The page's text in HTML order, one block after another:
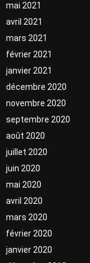
mai 2021
avril 2021
mars 2021
février 2021
janvier 2021
décembre 2020
novembre 2020
septembre 2020
août 2020
juillet 2020
juin 2020
mai 2020
avril 2020
mars 2020
février 2020
janvier 2020